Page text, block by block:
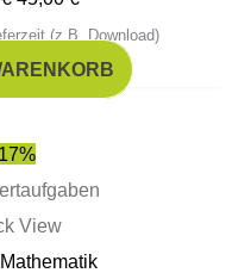
(z.B. Download)
View
Ursprünglicher
Preis
war:
45,00 €
Preis
37,50 €.